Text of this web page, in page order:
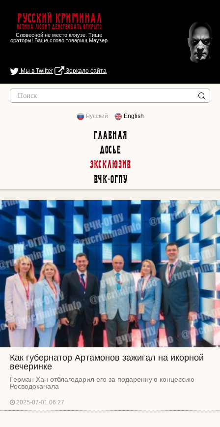
Русский Криминал
Истина любит действовать открыто
Словесной не место кляузе. Тише
ораторы! Ваше слово товарищ Маузер
Мы в Twitter Зеркало сайта
Русский English
Главная
Досье
Эксклюзив
ВЧК-ОГПУ
Как губернатор Артамонов зажигал на икорной
вечеринке
Герман Хан отблагодарил его за подаренную концессию
Росводоканала
2025-07-01 06:27